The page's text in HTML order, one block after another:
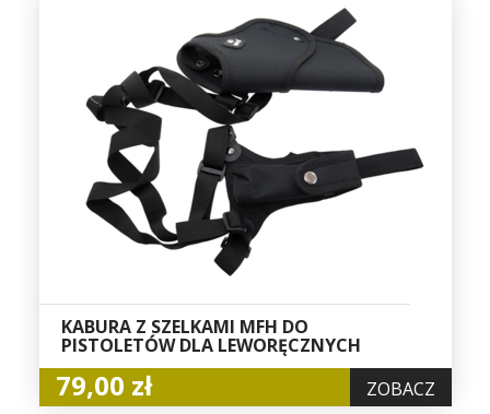
KABURA Z SZELKAMI MFH DO
PISTOLETÓW DLA LEWORĘCZNYCH
79,00 zł ZOBACZ